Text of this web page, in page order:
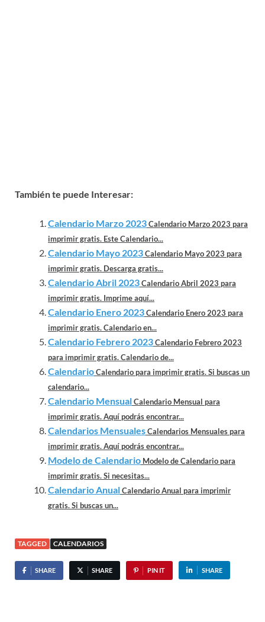
También te puede Interesar:
Calendario Marzo 2023Calendario Marzo 2023 para
imprimir gratis. Este Calendario...
Calendario Mayo 2023Calendario Mayo 2023 para
imprimir gratis. Descarga gratis...
Calendario Abril 2023Calendario Abril 2023 para
imprimir gratis. Imprime aquí...
Calendario Enero 2023Calendario Enero 2023 para
imprimir gratis. Calendario en...
Calendario Febrero 2023Calendario Febrero 2023
para imprimir gratis. Calendario de...
CalendarioCalendario para imprimir gratis. Si buscas un
calendario...
Calendario MensualCalendario Mensual para
imprimir gratis. Aquí podrás encontrar...
Calendarios MensualesCalendarios Mensuales para
imprimir gratis. Aquí podrás encontrar...
Modelo de Calendario Modelo de Calendario para
imprimir gratis. Si necesitas...
Calendario AnualCalendario Anual para imprimir
gratis. Si buscas un...
TAGGED CALENDARIOS
SHARE SHARE PIN IT SHARE